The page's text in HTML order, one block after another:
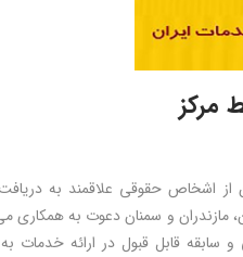
مرکز
از اشخاص حقوقی علاقمند به
مازندران و سمنان دعوت به
و سابقه قابل قبول در ارائه